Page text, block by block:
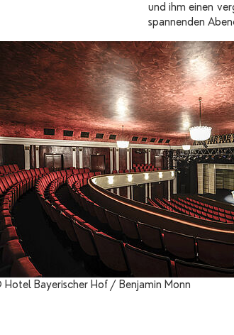
und ihm einen
spannenden
Hotel Bayerischer Hof / Benjamin Monn